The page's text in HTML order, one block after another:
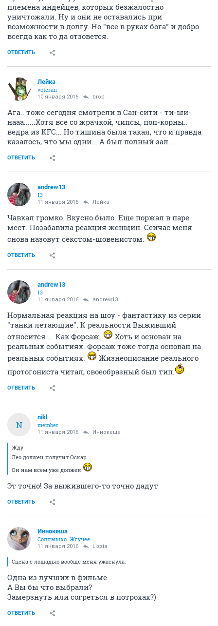
племена индейцев, которых безжалостно
уничтожали. Ну и они не оставались при
возможности в долгу. Но "все в руках бога" и добро
всегда как то да отзовется.
ОТВЕТИТЬ
Лейка
veteran
10 января 2016 brod
Ага.. тоже сегодня смотрели в Сан-сити - ти-ши-
нааа......Хотя все со жрачкой, чипсы, поп-корны..
ведра из KFC... Но тишина была такая, что и правда
казалось, что мы одни... А был полный зал...
ОТВЕТИТЬ
andrew13
13
11 января 2016 Лейка
Чавкал громко. Вкусно было. Еще поржал в паре
мест. Позабавила реакция женщин. Сейчас меня
снова назовут секстом-шовенистом.
ОТВЕТИТЬ
andrew13
13
11 января 2016 andrew13
Нормальная реакция на шоу - фантастику из серии
"танки летающие". К реальности Выживший
относится ... Как Форсаж.
Хоть и основан на
реальных событиях. Форсаж тоже тогда основан на
реальных событиях.
Жизнеописание реального
протогониста читал, своеобразный был тип.
ОТВЕТИТЬ
N
nikl
member
11 января 2016 Иннокеша
Жду
Лео должен получит Оскар
Он нам всем уже должен
Эт точно! За выжившего-то точно дадут
ОТВЕТИТЬ
Иннокеша
Солнышко. Жгучее
11 января 2016 Lizzia
Сцена с лошадью вообще меня ужаснула.
Одна из лучших в фильме
А Вы бы что выбрали?
Замерзнуть или согреться в потрохах?)
ОТВЕТИТЬ